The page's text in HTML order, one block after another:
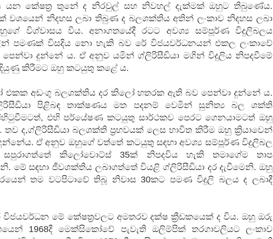
යන කේෂත්‍ර තුනේ ද නිරවුල් සහ නිවහල් දැක්මක් ඔහුට තිබුණේය.
වශයෙන් නිදහස ලබා තිබුණ ද බලශක්තිය අතින් ලංකාව නිදහස ලබා
විශ්වාසය විය. අනාගතයේදී රටට අවශ්‍ය සම්පූර්ණ විදුලිබලය
පමණක් විසදිය නො හැකි බව රේ විජයවර්ධනයන් එකල ලංකාවේ
පෙන්වා දුන්නේ ය. ඒ අනුව යමින් ග්ලිරිසීඩියා මගින් විදුලිය නිපදවීමේ
කිරීමට ඔහු කටයුතු කළේ ය.
අඩංගු බලශක්තිය දර කිලෝ හතරක ඇති බව පෙන්වා දුන්නේ ය.
පිළිබඳ තාක්ෂණය මත පදනම් වෙමින් සුනිත්‍ය බල ශක්ති
එහි පර්යේෂණ කටයුතු සාර්ථකව පෙරට ගෙනයාමටත් ඔහු
තව ද,ග්ලිරිසීඩියා බලශක්ති ප්‍රභවයක් ලෙස භාවිත කිරීම ඔහු ක්‍රියාවෙන්
ඒ අනුව ඔහුගේ වත්තේ කටයුතු සඳහා අවශ්‍ය සම්පූර්ණ විදුලිබල
සපුරාගත්තේ කිලෝවොට්ස් 35ක් නිපදවිය හැකි තමාගේම තාප
මේ සඳහා ජීවශක්තිය ලබාගත්තේ වියළි ග්ලිරිසීඩියා දර දැවීමෙනි. ඔහු
තම වටපිටාවේ තිබූ නිවාස 30කට පමණ විදුලි බලය ද ලබාදී
විජයවර්ධන මේ කේෂත්‍රවලට අමතරව දක්ෂ ක්‍රීඩකයෙක් ද විය. ඔහු ඔරු
1968දී මෙක්සිකෝවේ පැවැති ඔලිම්පික් තරගාවලියට ලංකාව